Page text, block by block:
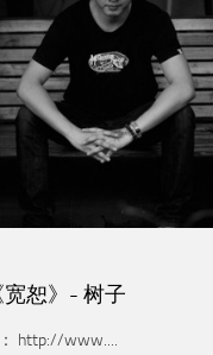
宽恕》- 树子
http://www....